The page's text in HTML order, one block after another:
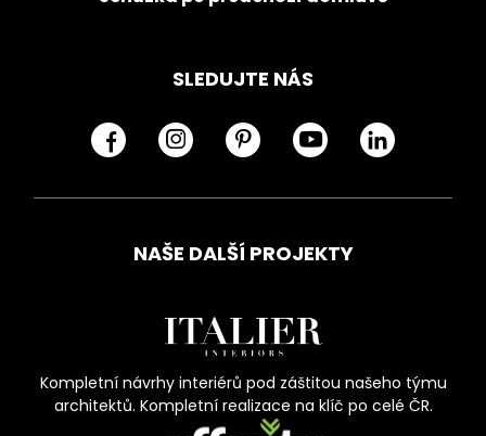
SLEDUJTE NÁS
NAŠE DALŠÍ PROJEKTY
Kompletní návrhy interiérů pod záštitou našeho týmu
architektů. Kompletní realizace na klíč po celé ČR.